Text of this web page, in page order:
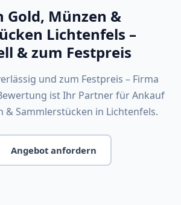
Gold, Münzen &
Lichtenfels –
& zum Festpreis
und zum Festpreis – Firma
ist Ihr Partner für Ankauf
& Sammlerstücken in Lichtenfels.
Angebot anfordern